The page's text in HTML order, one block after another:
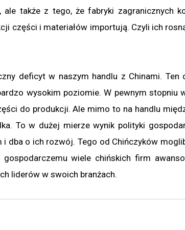
także z tego, że fabryki zagranicznych
części i materiałów importują. Czyli ich
deficyt w naszym handlu z Chinami. Ten
wysokim poziomie. W pewnym stopniu
do produkcji. Ale mimo to na handlu
To w dużej mierze wynik polityki
dba o ich rozwój. Tego od Chińczyków
wiele chińskich firm
liderów w swoich branżach.